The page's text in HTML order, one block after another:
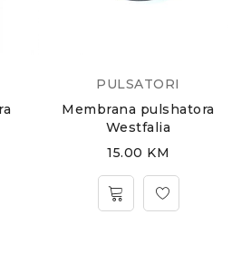
PULSATORI
Membrana pulshatora
Westfalia
15.00 KM